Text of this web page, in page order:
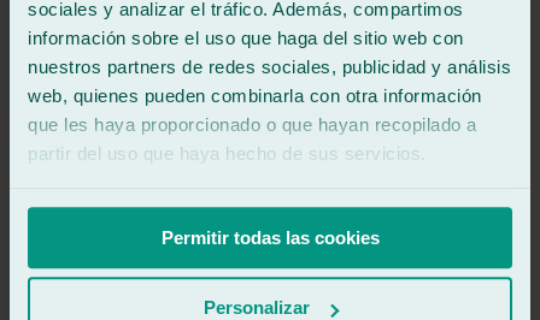
sociales y analizar el tráfico. Además, compartimos
información sobre el uso que haga del sitio web con
nuestros partners de redes sociales, publicidad y análisis
web, quienes pueden combinarla con otra información
que les haya proporcionado o que hayan recopilado a
partir del uso que haya hecho de sus servicios.
Permitir todas las cookies
Personalizar
Ver reseña
malory linares reyes
Reseña de
Google
/5· Hace 3 meses
Ver reseña
servicio, se demoraron menos de lo que dijeron, revisamos el coche
y la instalación de la Luna trasera quedó super bien, hasta lo
aspiraron, los recomendamos 100%.